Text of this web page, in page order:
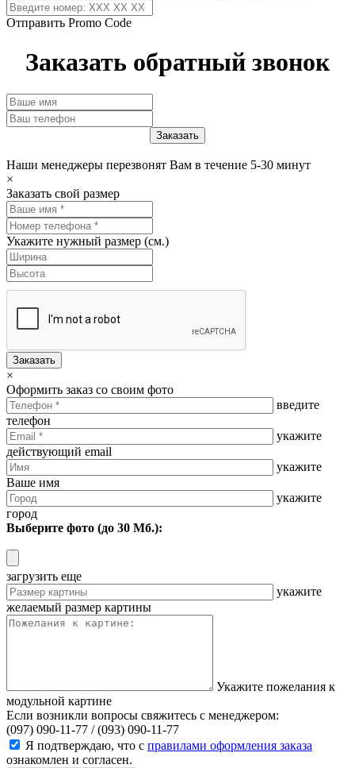
Отправить Promo Code
Заказать обратный звонок
Наши менеджеры перезвонят Вам в течение 5-30 минут
×
Заказать свой размер
Укажите нужный размер (см.)
Заказать
×
Оформить заказ со своим фото
введите
телефон
укажите
действующий email
укажите
Ваше имя
укажите
город
Выберите фото (до 30 Мб.):
загрузить еще
укажите
желаемый размер картины
Укажите пожелания к
модульной картине
Если возникли вопросы свяжитесь с менеджером:
(097) 090-11-77 /(093) 090-11-77
Я подтверждаю, что с правилами оформления заказа
ознакомлен и согласен.